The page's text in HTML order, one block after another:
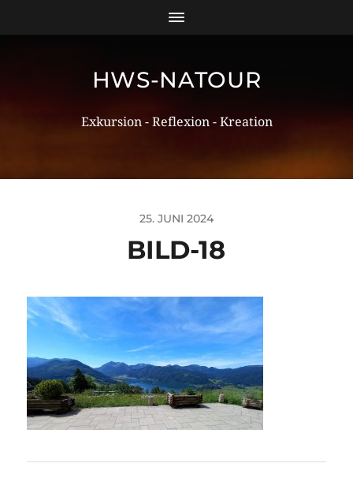
HWS-NATOUR
Exkursion - Reflexion - Kreation
25. JUNI 2024
BILD-18